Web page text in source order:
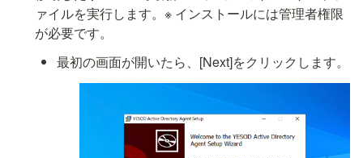
ァイルを実行します。※ インストールには管理者権限
が必要です。
最初の画面が開いたら、[Next]をクリックします。